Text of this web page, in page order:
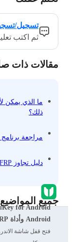
تسجيل/
ثم اكتب
مقالات ذات
ذلك؟
مراجعة برنامج DroidKit لتجاوز FRP: اقرأ هذا قبل الشراء
دليل تجاوز FRP لهواتف أندرويد المقفلة (أندرويد 17)
جميع المواضيع
فتح قفل
Android وأداة FRP